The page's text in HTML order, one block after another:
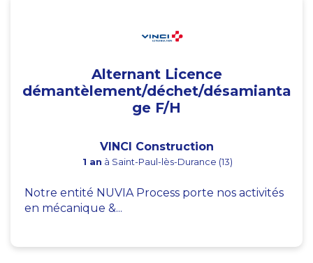
Alternant Licence
démantèlement/déchet/désamianta
ge F/H
VINCI Construction
1 an à Saint-Paul-lès-Durance (13)
Notre entité NUVIA Process porte nos activités
en mécanique &...